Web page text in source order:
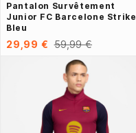
Pantalon Survêtement
Junior FC Barcelone Strike
Bleu
29,99 € 59,99 €